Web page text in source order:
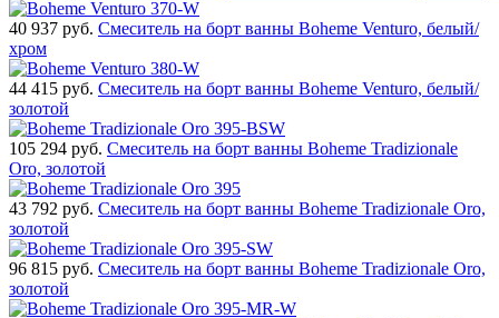
40 937 руб. Смеситель на борт ванны Boheme Venturo, белый/
хром
44 415 руб. Смеситель на борт ванны Boheme Venturo, белый/
золотой
105 294 руб. Смеситель на борт ванны Boheme Tradizionale
Oro, золотой
43 792 руб. Смеситель на борт ванны Boheme Tradizionale Oro,
золотой
96 815 руб. Смеситель на борт ванны Boheme Tradizionale Oro,
золотой